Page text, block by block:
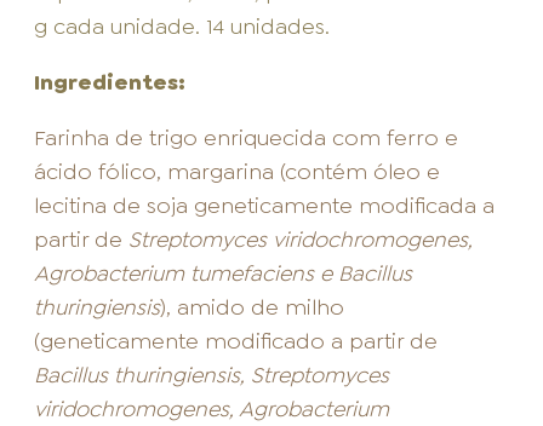
g cada unidade. 14 unidades.
Ingredientes:
Farinha de trigo enriquecida com ferro e
ácido fólico, margarina (contém óleo e
lecitina de soja geneticamente modificada a
partir de Streptomyces viridochromogenes,
Agrobacterium tumefaciens e Bacillus
thuringiensis), amido de milho
(geneticamente modificado a partir de
Bacillus thuringiensis, Streptomyces
viridochromogenes, Agrobacterium